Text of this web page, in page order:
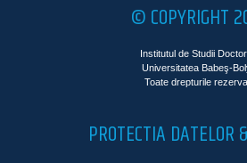
© COPYRIGHT
Institutul de Studii
Universitatea Babeş-
Toate drepturile
PROTECTIA DATELOR